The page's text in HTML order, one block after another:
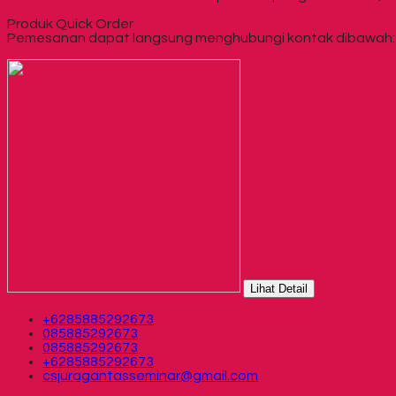
Produk Quick Order
Pemesanan dapat langsung menghubungi kontak dibawah:
Lihat Detail
+6285885292673
085885292673
085885292673
+6285885292673
csjuragantasseminar@gmail.com